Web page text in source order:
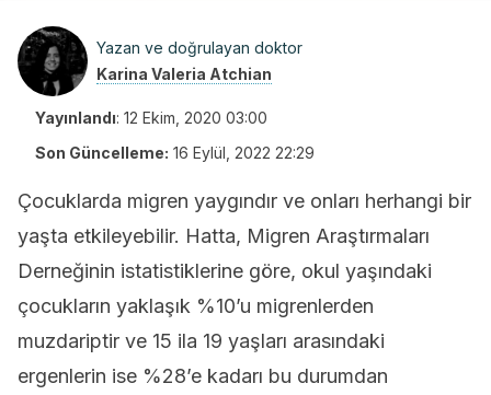
Yazan ve doğrulayan doktor
Karina Valeria Atchian
Yayınlandı: 12 Ekim, 2020 03:00
Son Güncelleme: 16 Eylül, 2022 22:29
Çocuklarda migren yaygındır ve onları herhangi bir
yaşta etkileyebilir. Hatta, Migren Araştırmaları
Derneğinin istatistiklerine göre, okul yaşındaki
çocukların yaklaşık %10’u migrenlerden
muzdariptir ve 15 ila 19 yaşları arasındaki
ergenlerin ise %28’e kadarı bu durumdan